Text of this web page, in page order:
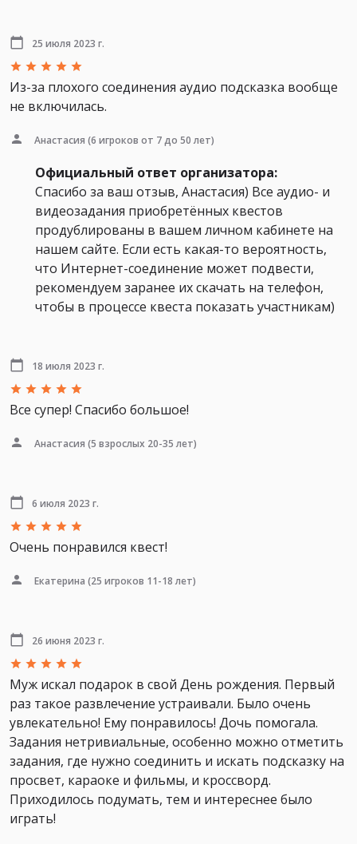
25 июля 2023 г.
Из-за плохого соединения аудио подсказка вообще
не включилась.
Анастасия (6 игроков от 7 до 50 лет)
Официальный ответ организатора:
Спасибо за ваш отзыв, Анастасия) Все аудио- и
видеозадания приобретённых квестов
продублированы в вашем личном кабинете на
нашем сайте. Если есть какая-то вероятность,
что Интернет-соединение может подвести,
рекомендуем заранее их скачать на телефон,
чтобы в процессе квеста показать участникам)
18 июля 2023 г.
Все супер! Спасибо большое!
Анастасия (5 взрослых 20-35 лет)
6 июля 2023 г.
Очень понравился квест!
Екатерина (25 игроков 11-18 лет)
26 июня 2023 г.
Муж искал подарок в свой День рождения. Первый
раз такое развлечение устраивали. Было очень
увлекательно! Ему понравилось! Дочь помогала.
Задания нетривиальные, особенно можно отметить
задания, где нужно соединить и искать подсказку на
просвет, караоке и фильмы, и кроссворд.
Приходилось подумать, тем и интереснее было
играть!